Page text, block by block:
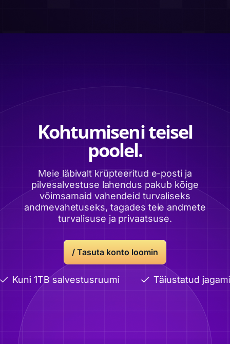
Kohtumiseni teisel
poolel.
Meie läbivalt krüpteeritud e-posti ja
pilvesalvestuse lahendus pakub kõige
võimsamaid vahendeid turvaliseks
andmevahetuseks, tagades teie andmete
turvalisuse ja privaatsuse.
/ Tasuta konto loomin
Kuni 1TB salvestusruumi Täiustatud